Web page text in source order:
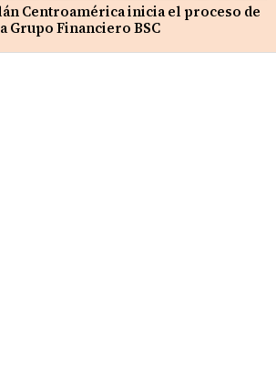
Centroamérica inicia el proceso de
Grupo Financiero BSC